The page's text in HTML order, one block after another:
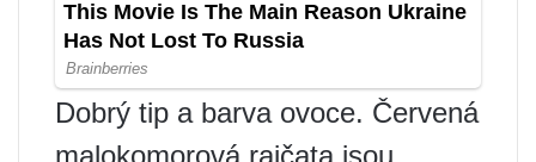
Dobrý tip a barva ovoce. Červená
malokomorová rajčata jsou